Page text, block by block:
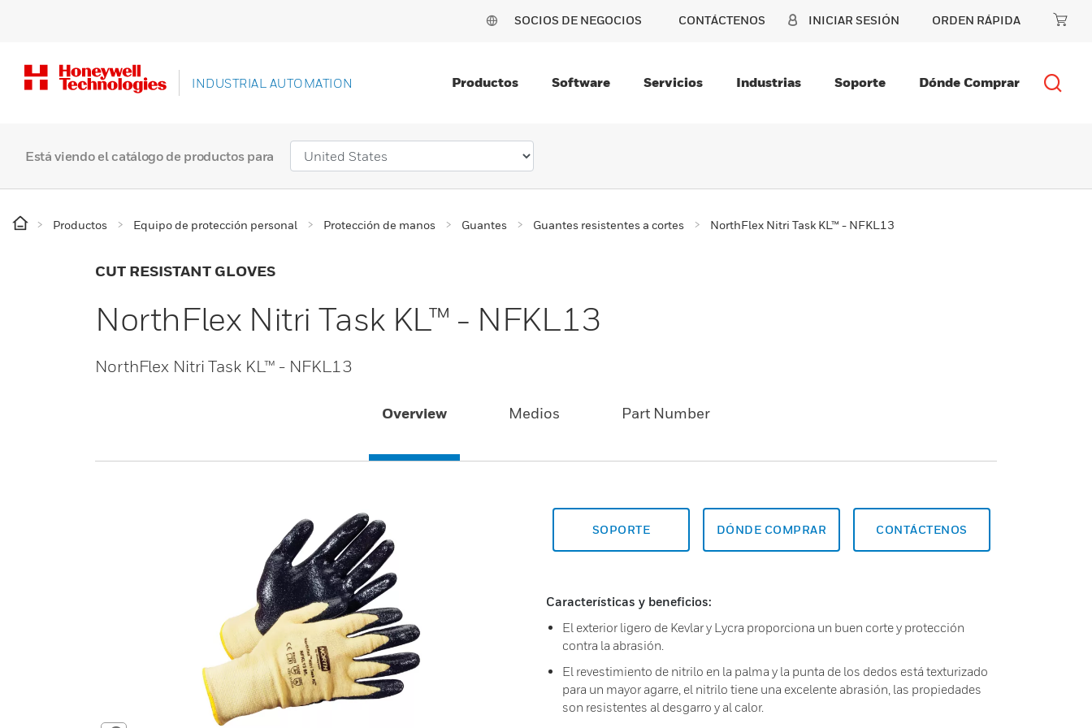
SOCIOS DE NEGOCIOS CONTÁCTENOS INICIAR SESIÓN ORDEN RÁPIDA
INDUSTRIAL AUTOMATION Productos Software Servicios Industrias Soporte Dónde Comprar
Está viendo el catálogo de productos para
Productos Equipo de protección personal Protección de manos Guantes Guantes resistentes a cortes NorthFlex Nitri Task KL™ - NFKL13
CUT RESISTANT GLOVES
NorthFlex Nitri Task KL™ - NFKL13
NorthFlex Nitri Task KL™ - NFKL13
Overview Medios Part Number
SOPORTE DÓNDE COMPRAR CONTÁCTENOS
Características y beneficios:
El exterior ligero de Kevlar y Lycra proporciona un buen corte y protección
contra la abrasión.
El revestimiento de nitrilo en la palma y la punta de los dedos está texturizado
para un mayor agarre, el nitrilo tiene una excelente abrasión, las propiedades
son resistentes al desgarro y al calor.